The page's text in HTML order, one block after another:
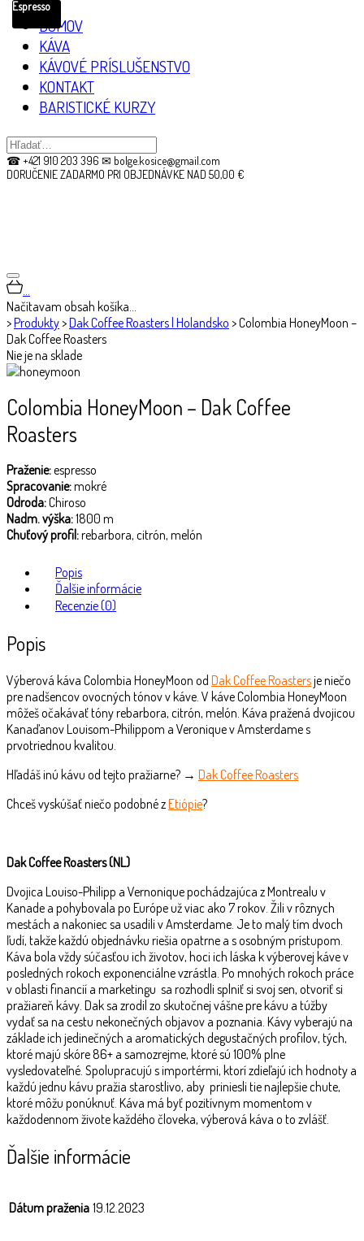
DOMOV
KÁVA
KÁVOVÉ PRÍSLUŠENSTVO
KONTAKT
BARISTICKÉ KURZY
☎ +421 910 203 396 ✉ bolge.kosice@gmail.com
DORUČENIE ZADARMO PRI OBJEDNÁVKE NAD 50,00 €
…
Načítavam obsah košíka…
>Produkty>Dak Coffee Roasters | Holandsko >Colombia HoneyMoon –
Dak Coffee Roasters
Nie je na sklade
Espresso
Colombia HoneyMoon – Dak Coffee
Roasters
Praženie:espresso
Spracovanie:mokré
Odroda:Chiroso
Nadm. výška:1800 m
Chuťový profil:rebarbora, citrón, melón
Popis
Ďalšie informácie
Recenzie (0)
Popis
Výberová káva Colombia HoneyMoon od Dak Coffee Roastersje niečo
pre nadšencov ovocných tónov v káve. V káve Colombia HoneyMoon
môžeš očakávať tóny rebarbora, citrón, melón. Káva pražená dvojicou
Kanaďanov Louisom-Philippom a Veronique v Amsterdame s
prvotriednou kvalitou.
Hľadáš inú kávu od tejto pražiarne? → Dak Coffee Roasters
Chceš vyskúšať niečo podobné zEtiópie?
Dak Coffee Roasters (NL)
Dvojica Louiso-Philipp a Vernonique pochádzajúca z Montrealu v
Kanade a pohybovala po Európe už viac ako 7 rokov. Žili v rôznych
mestách a nakoniec sa usadili v Amsterdame. Je to malý tím dvoch
ľudí, takže každú objednávku riešia opatrne a s osobným prístupom.
Káva bola vždy súčasťou ich životov, hoci ich láska k výberovej káve v
posledných rokoch exponenciálne vzrástla. Po mnohých rokoch práce
v oblasti financií a marketingu sa rozhodli splniť si svoj sen, otvoriť si
pražiareň kávy. Dak sa zrodil zo skutočnej vášne pre kávu a túžby
vydať sa na cestu nekonečných objavov a poznania. Kávy vyberajú na
základe ich jedinečných a aromatických degustačných profilov, tých,
ktoré majú skóre 86+ a samozrejme, ktoré sú 100% plne
vysledovateľné. Spolupracujú s importérmi, ktorí zdieľajú ich hodnoty a
každú jednu kávu pražia starostlivo, aby priniesli tie najlepšie chute,
ktoré môžu ponúknuť. Káva má byť pozitívnym momentom v
každodennom živote každého človeka, výberová káva o to zvlášť.
Ďalšie informácie
Dátum praženia 19.12.2023